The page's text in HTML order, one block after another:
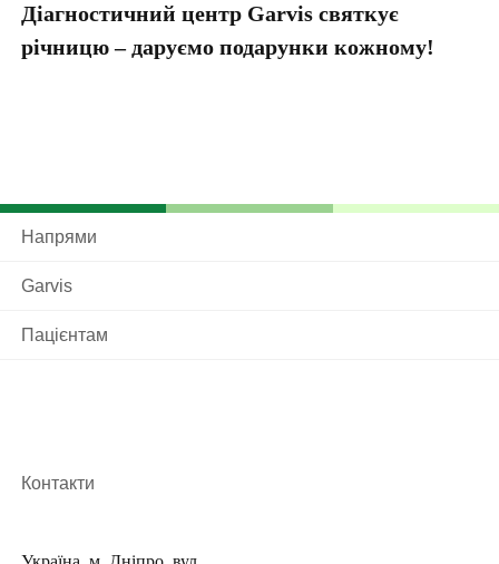
Діагностичний центр Garvis святкує
річницю – даруємо подарунки кожному!
Напрями
Garvis
Пацієнтам
Контакти